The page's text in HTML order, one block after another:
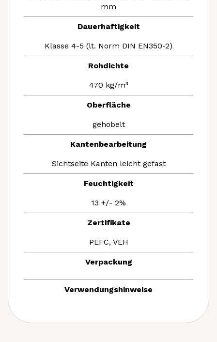
mm
Dauerhaftigkeit
Klasse 4-5 (lt. Norm DIN EN350-2)
Rohdichte
470 kg/m³
Oberfläche
gehobelt
Kantenbearbeitung
Sichtseite Kanten leicht gefast
Feuchtigkeit
13 +/- 2%
Zertifikate
PEFC, VEH
Verpackung
Verwendungshinweise